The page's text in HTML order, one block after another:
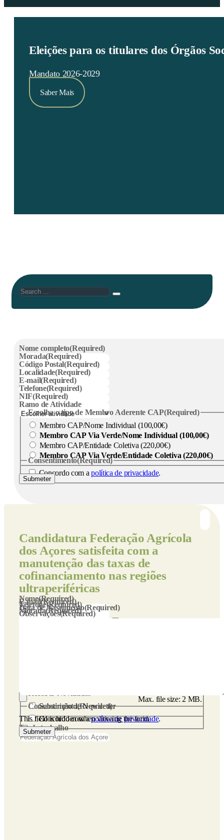
Eleições para os titulares dos Órgãos
Mandato 2026-2029
Saber Mais
Search
Nome completo(Required)
Morada(Required)
Código Postal(Required)
Localidade(Required)
E-mail(Required)
Telefone(Required)
NIF(Required)
Ramo de Atividade
Escolha o tipo de Membro Aderente CAP(Required)
Membro CAP/Nome Individual (100,00€)
Membro CAP Via Verde/Nome Individual (100,00€)
Membro CAP/Entidade Coletiva (220,00€)
Membro CAP Via Verde/Entidade Coletiva (220,00€)
Consentimento(Required)
Concordo com apolítica de privacidade.
Submeter
CandidaturaFederação Agrícola
dos Açores satisfeita com a
manutenção das taxas de
cofinanciamento nas regiões
ultraperiféricas
Nome(Required)
E-mail(Required)
Telefone(Required)
Data de Nascimento(Required)
Morada(Required)
Observações(Required)
Max. file size: 2 MB.
Subscrição de Newsletter
Consentimento(Required)
Concordo com apolítica de privacidade.
This field is hidden when viewing the form
Título trabalho
Submeter